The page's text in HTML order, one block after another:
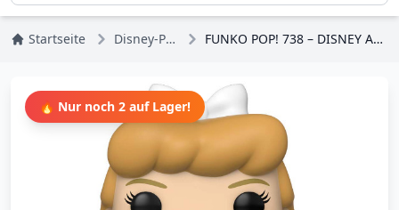
Startseite Disney-Prinzessinnen FUNKO POP! 738 – DISNEY Aschenputtel – IM ROSA KLEID
🔥 Nur noch 2 auf Lager!